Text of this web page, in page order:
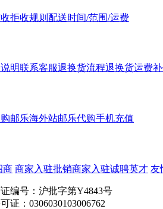
拒收规则 配送时间/范围/运费
明联系客服退换货流程退换货运费
邮乐海外站邮乐代购手机充值
商 商家入驻批销商家入驻诚聘英才 友
编号：沪批字第Y4843号
证：0306030103006762